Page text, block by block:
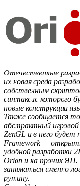
Отечественные
их новая среда
собственным
синтаксис которого
новые конструкции
Также сообщается
абстрактный
ZenGL и в него будет
Framework —
удобной разработки
Orion и на прочих ЯП.
заниматься именно
рутину.